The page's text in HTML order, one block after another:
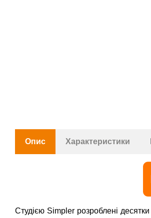
Опис Характеристики
Студією Simpler розроблені